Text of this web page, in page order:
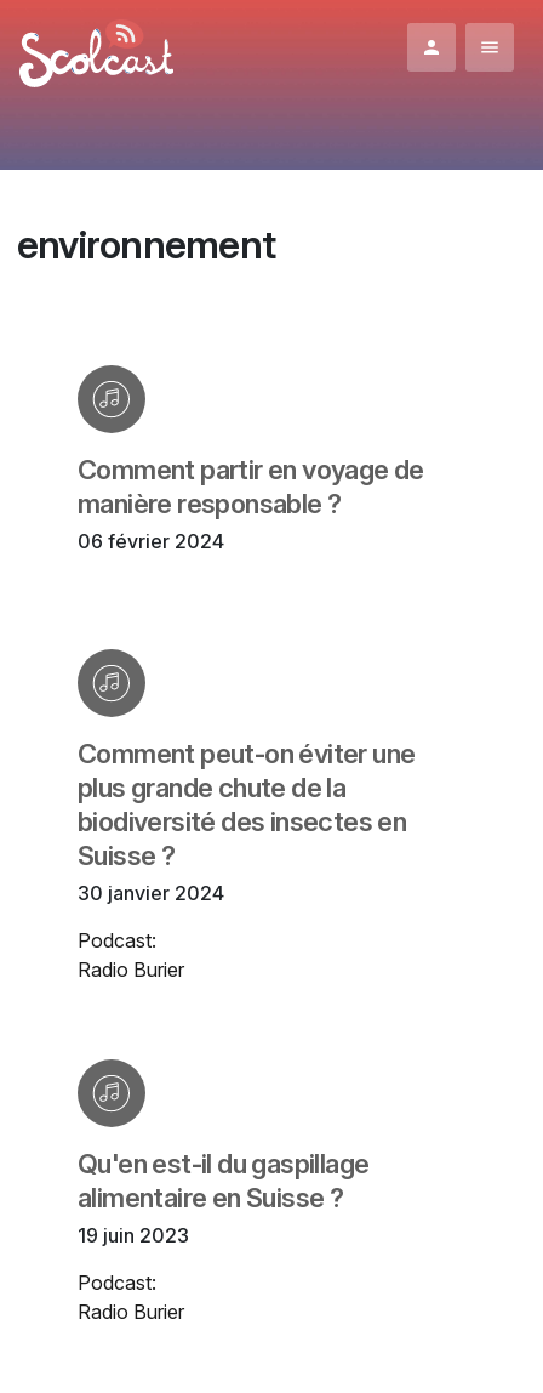
environnement
Comment partir en voyage de
manière responsable ?
06 février 2024
Comment peut-on éviter une
plus grande chute de la
biodiversité des insectes en
Suisse ?
30 janvier 2024
Podcast:
Radio Burier
Qu'en est-il du gaspillage
alimentaire en Suisse ?
19 juin 2023
Podcast:
Radio Burier